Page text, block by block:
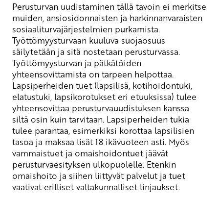
Perusturvan uudistaminen tällä tavoin ei merkitse
muiden, ansiosidonnaisten ja harkinnanvaraisten
sosiaaliturvajärjestelmien purkamista.
Työttömyysturvaan kuuluva suojaosuus
säilytetään ja sitä nostetaan perusturvassa.
Työttömyysturvan ja pätkätöiden
yhteensovittamista on tarpeen helpottaa.
Lapsiperheiden tuet (lapsilisä, kotihoidontuki,
elatustuki, lapsikorotukset eri etuuksissa) tulee
yhteensovittaa perusturvauudistuksen kanssa
siltä osin kuin tarvitaan. Lapsiperheiden tukia
tulee parantaa, esimerkiksi korottaa lapsilisien
tasoa ja maksaa lisät 18 ikävuoteen asti. Myös
vammaistuet ja omaishoidontuet jäävät
perusturvaesityksen ulkopuolelle. Etenkin
omaishoito ja siihen liittyvät palvelut ja tuet
vaativat erilliset valtakunnalliset linjaukset.